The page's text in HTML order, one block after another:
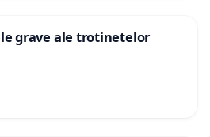
grave ale trotinetelor